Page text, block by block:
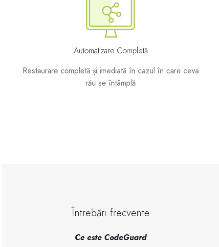
Automatizare Completă
Restaurare completă și imediată în cazul în care ceva
rău se întâmplă
Întrebări frecvente
Ce este CodeGuard